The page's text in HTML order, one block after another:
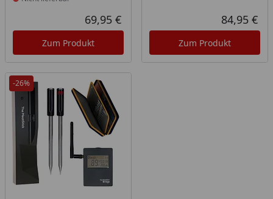
Aktueller Preis
69,95 €
Zum Produkt
84,95 €
Zum Produkt
-26%